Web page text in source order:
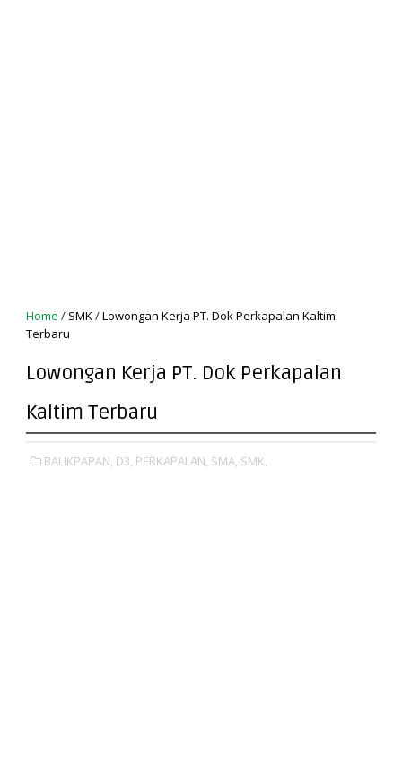
Home / SMK/Lowongan Kerja PT. Dok Perkapalan Kaltim
Terbaru
Lowongan Kerja PT. Dok Perkapalan
Kaltim Terbaru
BALIKPAPAN, D3, PERKAPALAN, SMA, SMK,